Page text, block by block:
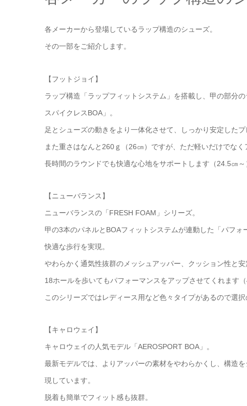
各メーカーから登場しているラップ構造のシューズ。
その一部をご紹介します。
【フットジョイ】
ラップ構造「ラップフィットシステム」を搭載し、甲の部分
スパイクレスBOA」。
足とシューズの動きをより一体化させて、しっかり安定したプ
また重さはなんと260ｇ（26㎝）ですが、ただ軽いだけでな
長時間のラウンドでも快適な心地をサポートします（24.5㎝～
【ニューバランス】
ニューバランスの「FRESH FOAM」シリーズ。
甲の3本のパネルとBOAフィットシステムが連動した「パフ
快適な歩行を実現。
やわらかく通気性抜群のメッシュアッパー、クッション性と
18ホールを歩いてもパフォーマンスをアップさせてくれます（
このシリーズではレディース用など色々タイプがあるので選択
【キャロウェイ】
キャロウェイの人気モデル「AEROSPORT BOA」。
最新モデルでは、よりアッパーの素材をやわらかくし、構造
現しています。
脱着も簡単でフィット感も抜群。